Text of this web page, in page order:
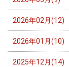
2026年02月(12)
2026年01月(10)
2025年12月(14)